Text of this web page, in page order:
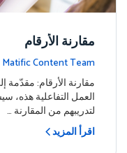
مقارنة الأرقام
Matific Content Team
مقارنة الأرقام:
العمل التفاعلية هذه،
لتدريبهم من المقارنة …
اقرأ المزيد